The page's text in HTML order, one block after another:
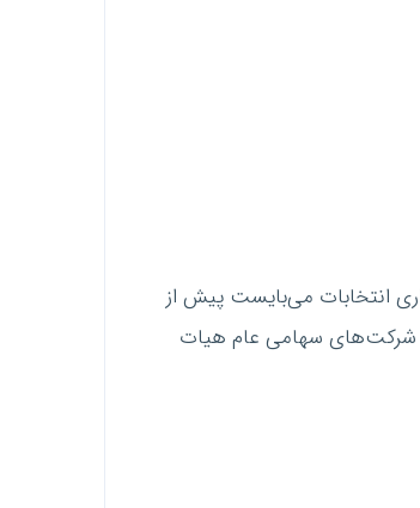
انتخابات می‌بایست پیش از
شرکت‌های سهامی عام هیات